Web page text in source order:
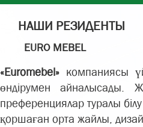
НАШИ РЕЗИДЕНТЫ
EURO MEBEL
«Euromebel» компаниясы
өндірумен айналысады.
преференциялар туралы
қоршаған орта жайлы,